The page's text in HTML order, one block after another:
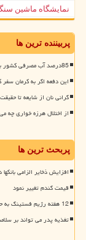
نمایشگاه ماشین
پربیننده ترین ها
85درصد آب مصرفی کشور به بخش کشاورزی اختصاص دارد، آن هم با قیمت خیلی پایین
این دفعه اگر به کرمان
گرانی نان از شایعه تا حقیقت
از اختلال هرزه خواری چه
پربحث ترین ها
افزایش ذخایر الزامی
قیمت گندم تغییر نمود
12 هفته رژیم فستینگ به حفظ کاهش وزن در یک سال بعد کمک نماید
تغذیه پدر می تواند بر